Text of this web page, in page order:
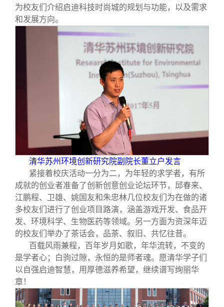
为校友们介绍启迪科技时尚城的规划与功能，以及需求
和发展方向。
清华苏州环境创新研究院副院长董立户发言
紧接着校庆活动一分为二，为年轻的求学者，有所
成就的创业者准备了创新创意创业论坛环节，邱春来、
江鹏程、卫雄、姚国友和朱忠林几位校友们为在做的诸
多校友们进行了创业项目路演，涵盖游戏开发、食品开
发、环境科学、生物医药等领域。另一方面为资深年迈
的校友们举办了茶话会，品茶、叙旧、共忆往昔。
百载风雨兼程，百年岁月如歌，年华流转，不变的
是学者心；白驹过隙，永恒的是师者魂。愿清华学子们
以自强启迪智慧，用厚德滋养希望，继续谱写绚丽华
章！